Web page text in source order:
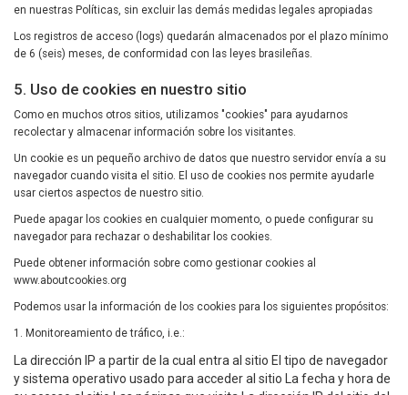
en nuestras Políticas, sin excluir las demás medidas legales apropiadas
Los registros de acceso (logs) quedarán almacenados por el plazo mínimo
de 6 (seis) meses, de conformidad con las leyes brasileñas.
5. Uso de cookies en nuestro sitio
Como en muchos otros sitios, utilizamos "cookies" para ayudarnos
recolectar y almacenar información sobre los visitantes.
Un cookie es un pequeño archivo de datos que nuestro servidor envía a su
navegador cuando visita el sitio. El uso de cookies nos permite ayudarle
usar ciertos aspectos de nuestro sitio.
Puede apagar los cookies en cualquier momento, o puede configurar su
navegador para rechazar o deshabilitar los cookies.
Puede obtener información sobre como gestionar cookies al
www.aboutcookies.org
Podemos usar la información de los cookies para los siguientes propósitos:
1. Monitoreamiento de tráfico, i.e.:
La dirección IP a partir de la cual entra al sitio El tipo de navegador
y sistema operativo usado para acceder al sitio La fecha y hora de